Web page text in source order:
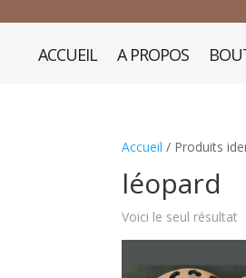
ACCUEIL
A PROPOS
Accueil / Produits
léopard
Voici le seul résultat